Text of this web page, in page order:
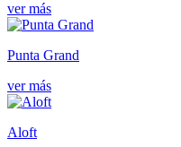
ver más
Punta Grand
ver más
Aloft